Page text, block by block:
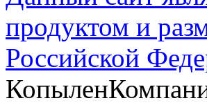
продуктом и
Российской